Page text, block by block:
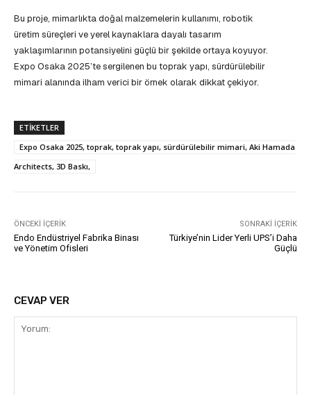
Bu proje, mimarlıkta doğal malzemelerin kullanımı, robotik
üretim süreçleri ve yerel kaynaklara dayalı tasarım
yaklaşımlarının potansiyelini güçlü bir şekilde ortaya koyuyor.
Expo Osaka 2025’te sergilenen bu toprak yapı, sürdürülebilir
mimari alanında ilham verici bir örnek olarak dikkat çekiyor.
ETIKETLER
Expo Osaka 2025, toprak, toprak yapı, sürdürülebilir mimari, Aki Hamada
Architects, 3D Baskı,
ÖNCEKI İÇERIK
Endo Endüstriyel Fabrika Binası
ve Yönetim Ofisleri
SONRAKI İÇERIK
Türkiye’nin Lider Yerli UPS’i Daha
Güçlü
CEVAP VER